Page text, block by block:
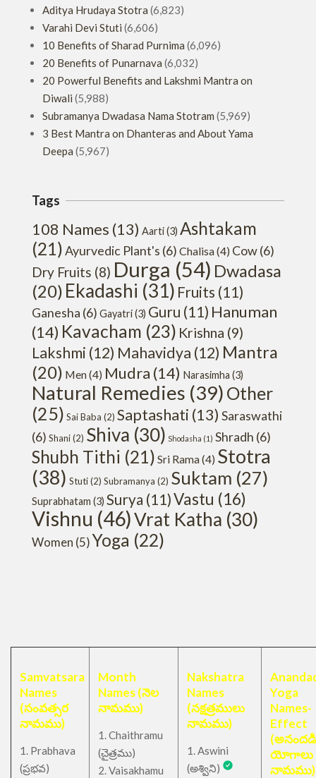
Aditya Hrudaya Stotra (6,823)
Varahi Devi Stuti (6,606)
10 Benefits of Sharad Purnima (6,096)
20 Benefits of Punarnava (6,032)
20 Powerful Benefits and Lakshmi Mantra on
Diwali (5,988)
Subramanya Dwadasa Nama Stotram (5,969)
3 Best Mantra on Dhanteras and About Yama
Deepa (5,967)
Tags
108 Names (13) Aarti(3) Ashtakam
(21)Ayurvedic Plant's (6) Chalisa(4) Cow(6)
Dry Fruits (8) Durga (54) Dwadasa
(20) Ekadashi (31) Fruits (11)
Ganesha (6) Gayatri(3) Guru (11) Hanuman
(14) Kavacham (23) Krishna (9)
Lakshmi (12) Mahavidya (12) Mantra
(20) Men(4) Mudra (14) Narasimha (3)
Natural Remedies (39) Other
(25) Sai Baba (2) Saptashati (13) Saraswathi
(6) Shani(2) Shiva (30) Shodasha (1) Shradh (6)
Shubh Tithi (21) Sri Rama(4) Stotra
(38) Stuti(2) Subramanya (2) Suktam (27)
Suprabhatam (3) Surya (11)Vastu (16)
Vishnu (46)Vrat Katha (30)
Women (5)Yoga (22)
Samvatsara
Names
(సంవత్సర
నామము)
1. Prabhava
(ప్రభవ)
Month
Names (నెల
నామము)
1. Chaithramu
(చైత్రము)
2. Vaisakhamu
Nakshatra
Names
(నక్షత్రములు
నామము)
1. Aswini
(అశ్విని)
Yoga
Names-
Effect
(అనందడి
యోగాలు
నామము)